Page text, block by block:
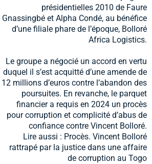
présidentielles 2010 de Faure
Gnassingbé et Alpha Condé, au bénéfice
d’une filiale phare de l’époque, Bolloré
Africa Logistics.
Le groupe a négocié un accord en vertu
duquel il s’est acquitté d’une amende de
12 millions d’euros contre l’abandon des
poursuites. En revanche, le parquet
financier a requis en 2024 un procès
pour corruption et complicité d’abus de
confiance contre Vincent Bolloré.
Lire aussi : Procès. Vincent Bolloré
rattrapé par la justice dans une affaire
de corruption au Togo